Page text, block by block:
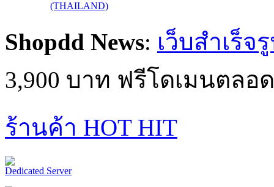
Shopdd News
เว็บสำเร็จ
3,900 บาท ฟรีโดเมนตลอ
ร้านค้า HOT HIT
Dedicated Server